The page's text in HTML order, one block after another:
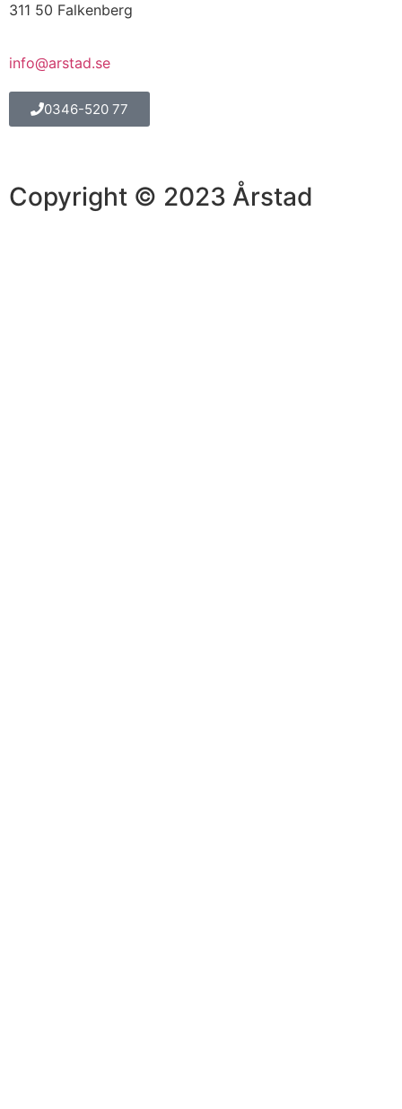
311 50 Falkenberg
info@arstad.se
0346-520 77
Copyright © 2023 Årstad